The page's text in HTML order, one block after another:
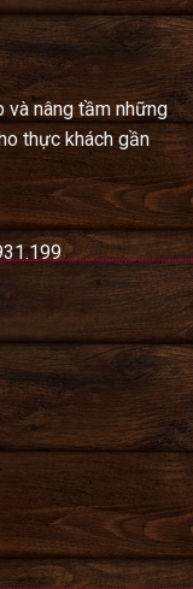
và nâng tầm những
thực khách gần